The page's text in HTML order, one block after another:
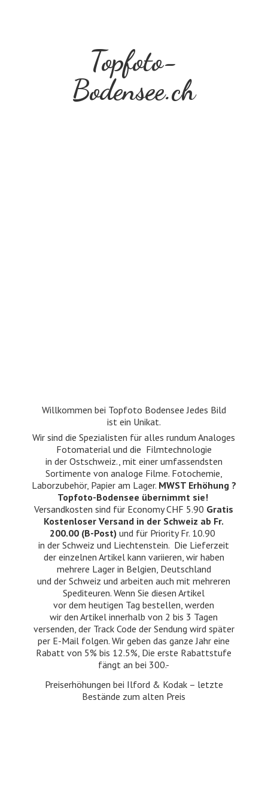
Topfoto-
Bodensee.ch
Willkommen bei Topfoto Bodensee Jedes Bild
ist ein Unikat.
Wir sind die Spezialisten für alles rundum Analoges
Fotomaterial und die Filmtechnologie
in der Ostschweiz., mit einer umfassendsten
Sortimente von analoge Filme. Fotochemie,
Laborzubehör, Papier am Lager. MWST Erhöhung ?
Topfoto-Bodensee übernimmt sie!
Versandkosten sind für Economy CHF 5.90 Gratis
Kostenloser Versand in der Schweiz ab Fr.
200.00 (B-Post) und für Priority Fr. 10.90
in der Schweiz und Liechtenstein. Die Lieferzeit
der einzelnen Artikel kann variieren, wir haben
mehrere Lager in Belgien, Deutschland
und der Schweiz und arbeiten auch mit mehreren
Spediteuren. Wenn Sie diesen Artikel
vor dem heutigen Tag bestellen, werden
wir den Artikel innerhalb von 2 bis 3 Tagen
versenden, der Track Code der Sendung wird später
per E-Mail folgen. Wir geben das ganze Jahr eine
Rabatt von 5% bis 12.5%, Die erste Rabattstufe
fängt an bei 300.-
Preiserhöhungen bei Ilford & Kodak – letzte
Bestände zumalten Preis